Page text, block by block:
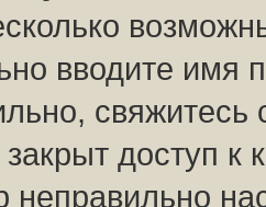
вводите имя
доступ к
неправильно